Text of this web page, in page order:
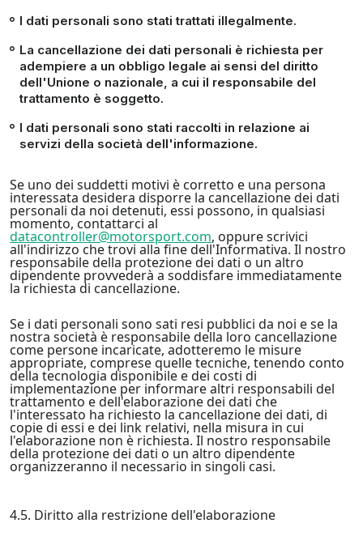
I dati personali sono stati trattati illegalmente.
La cancellazione dei dati personali è richiesta per
adempiere a un obbligo legale ai sensi del diritto
dell'Unione o nazionale, a cui il responsabile del
trattamento è soggetto.
I dati personali sono stati raccolti in relazione ai
servizi della società dell'informazione.
Se uno dei suddetti motivi è corretto e una persona
interessata desidera disporre la cancellazione dei dati
personali da noi detenuti, essi possono, in qualsiasi
momento, contattarci al
datacontroller@motorsport.com, oppure scrivici
all'indirizzo che trovi alla fine dell'Informativa. Il nostro
responsabile della protezione dei dati o un altro
dipendente provvederà a soddisfare immediatamente
la richiesta di cancellazione.
Se i dati personali sono sati resi pubblici da noi e se la
nostra società è responsabile della loro cancellazione
come persone incaricate, adotteremo le misure
appropriate, comprese quelle tecniche, tenendo conto
della tecnologia disponibile e dei costi di
implementazione per informare altri responsabili del
trattamento e dell'elaborazione dei dati che
l'interessato ha richiesto la cancellazione dei dati, di
copie di essi e dei link relativi, nella misura in cui
l'elaborazione non è richiesta. Il nostro responsabile
della protezione dei dati o un altro dipendente
organizzeranno il necessario in singoli casi.
4.5. Diritto alla restrizione dell'elaborazione